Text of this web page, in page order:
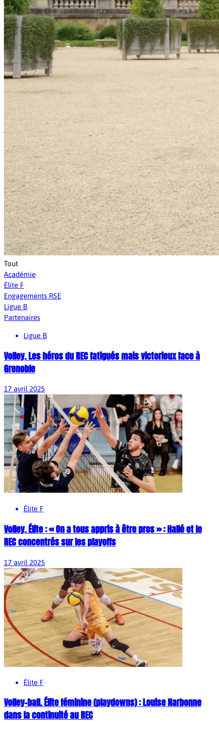
Tout
Académie
Élite F
Engagements RSE
Ligue B
Partenaires
Ligue B
Volley. Les héros du REC fatigués mais victorieux face à
Grenoble
17 avril 2025
Élite F
Volley. Élite : « On a tous appris à être pros » : Hallé et le
REC concentrés sur les playoffs
17 avril 2025
Élite F
Volley-ball. Élite féminine (playdowns) : Louise Narbonne
dans la continuité au REC